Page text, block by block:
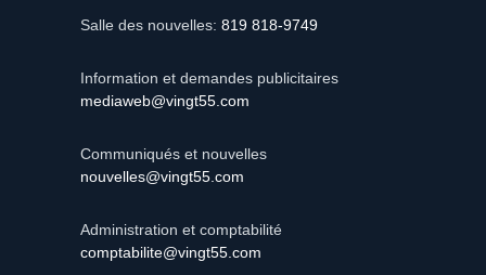
Salle des nouvelles: 819 818-9749
Information et demandes publicitaires
mediaweb@vingt55.com
Communiqués et nouvelles
nouvelles@vingt55.com
Administration et comptabilité
comptabilite@vingt55.com